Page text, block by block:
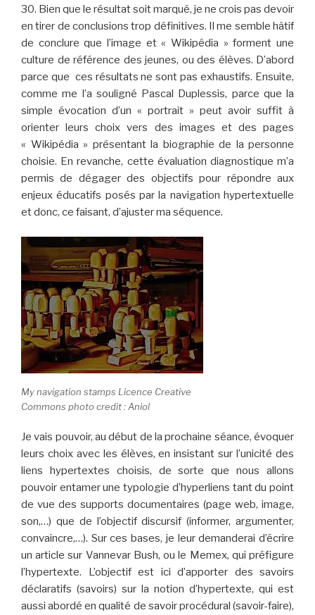
30. Bien que le résultat soit marqué, je ne crois pas devoir
en tirer de conclusions trop définitives. Il me semble hâtif
de conclure que l’image et « Wikipédia » forment une
culture de référence des jeunes, ou des élèves. D’abord
parce que ces résultats ne sont pas exhaustifs. Ensuite,
comme me l’a souligné Pascal Duplessis, parce que la
simple évocation d’un « portrait » peut avoir suffit à
orienter leurs choix vers des images et des pages
« Wikipédia » présentant la biographie de la personne
choisie. En revanche, cette évaluation diagnostique m’a
permis de dégager des objectifs pour répondre aux
enjeux éducatifs posés par la navigation hypertextuelle
et donc, ce faisant, d’ajuster ma séquence.
My navigation stamps Licence Creative
Commons photo credit : Aniol
Je vais pouvoir, au début de la prochaine séance, évoquer
leurs choix avec les élèves, en insistant sur l’unicité des
liens hypertextes choisis, de sorte que nous allons
pouvoir entamer une typologie d’hyperliens tant du point
de vue des supports documentaires (page web, image,
son,…) que de l’objectif discursif (informer, argumenter,
convaincre,…). Sur ces bases, je leur demanderai d’écrire
un article sur Vannevar Bush, ou le Memex, qui préfigure
l’hypertexte. L’objectif est ici d’apporter des savoirs
déclaratifs (savoirs) sur la notion d’hypertexte, qui est
aussi abordé en qualité de savoir procédural (savoir-faire),